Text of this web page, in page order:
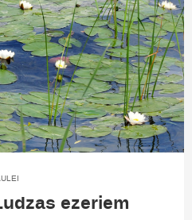
ezeriem